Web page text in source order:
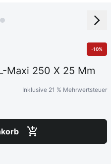
-10%
Maxi 250 X 25 Mm
Inklusive 21 % Mehrwertsteuer